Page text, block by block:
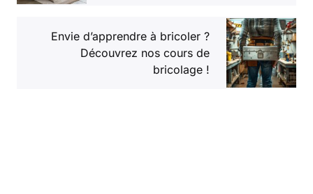
Envie d’apprendre à bricoler ?
Découvrez nos cours de
bricolage !